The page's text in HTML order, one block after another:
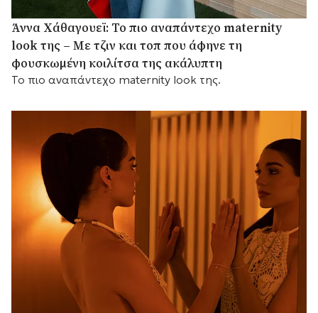
Άννα Χάθαγουεϊ: Το πιο αναπάντεχο maternity
look της – Με τζιν και τοπ που άφηνε τη
φουσκωμένη κοιλίτσα της ακάλυπτη
Το πιο αναπάντεχο maternity look της.